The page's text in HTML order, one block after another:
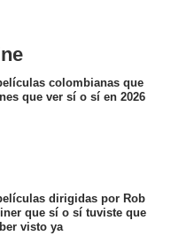
colombianas que
que ver sí o sí en 2026
dirigidas por Rob
que sí o sí tuviste que
visto ya